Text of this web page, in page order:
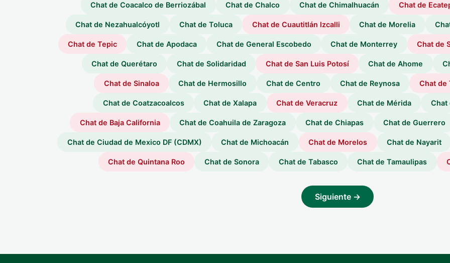
Chat de Coacalco de Berriozábal Chat de Chalco Chat de Chimalhuacán Chat de
Chat de Nezahualcóyotl Chat de Toluca Chat de Cuautitlán Izcalli Chat de Morelia
Chat de Tepic Chat de Apodaca Chat de General Escobedo Chat de Monterrey Chat de
Chat de Querétaro Chat de Solidaridad Chat de San Luis Potosí Chat de Ahome
Chat de Sinaloa Chat de Hermosillo Chat de Centro Chat de Reynosa Chat de
Chat de Coatzacoalcos Chat de Xalapa Chat de Veracruz Chat de Mérida Chat
Chat de Baja California Chat de Coahuila de Zaragoza Chat de Chiapas Chat de Guerrero
Chat de Ciudad de Mexico DF (CDMX) Chat de Michoacán Chat de Morelos Chat de Nayarit
Chat de Quintana Roo Chat de Sonora Chat de Tabasco Chat de Tamaulipas
Siguiente →